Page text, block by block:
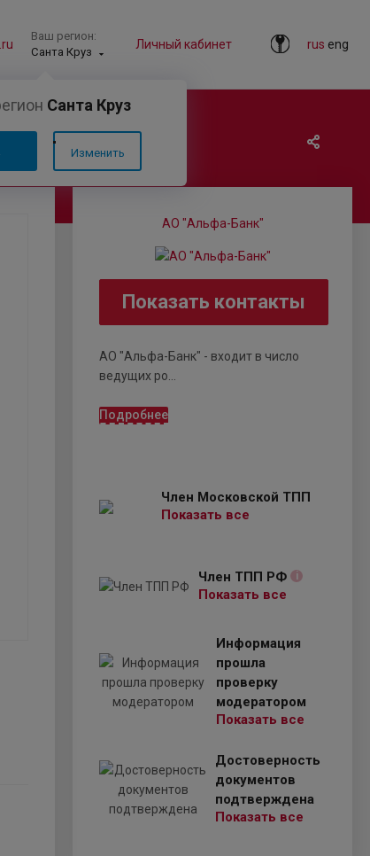
rus eng
Личный кабинет
Ваш регион:
Санта Круз
Санта Круз
Изменить
АО "Альфа-Банк"
Показать контакты
АО "Альфа-Банк" - входит в число
ведущих ро...
Подробнее
Член Московской ТПП
Показать все
Член ТПП РФ i
Показать все
Информация
прошла
проверку
модератором
Показать все
Достоверность
документов
подтверждена
Показать все